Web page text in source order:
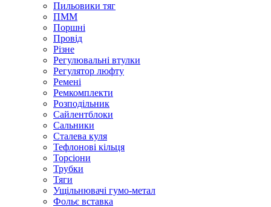
Пильовики тяг
ПММ
Поршні
Провід
Різне
Регулювальні втулки
Регулятор люфту
Ремені
Ремкомплекти
Розподільник
Сайлентблоки
Сальники
Сталева куля
Тефлонові кільця
Торсіони
Трубки
Тяги
Ущільнювачі гумо-метал
Фольє вставка